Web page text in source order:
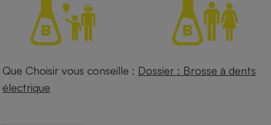
Que Choisir vous conseille : Dossier : Brosse à dents
électrique
Complément
alimentaire
Petit électroménager -